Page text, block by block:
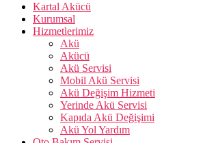
Kartal Akücü
Kurumsal
Hizmetlerimiz
Akü
Akücü
Akü Servisi
Mobil Akü Servisi
Akü Değişim Hizmeti
Yerinde Akü Servisi
Kapıda Akü Değişimi
Akü Yol Yardım